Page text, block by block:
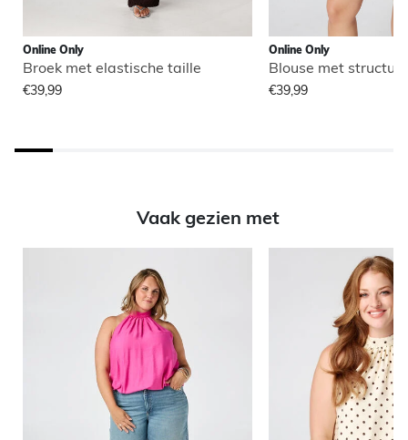
Online Only
Broek met elastische taille
€39,99
Online Only
Blouse met
€39,99
Vaak gezien met